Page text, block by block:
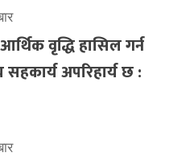
वृद्धि हासिल गर्न
अपरिहार्य छ :